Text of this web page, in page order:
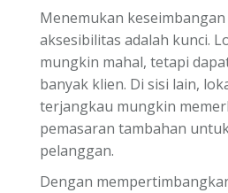
Menemukan
aksesibilitas adalah kunci.
mungkin mahal, tetapi
banyak klien. Di sisi lain,
terjangkau mungkin
pemasaran tambahan
pelanggan.
Dengan